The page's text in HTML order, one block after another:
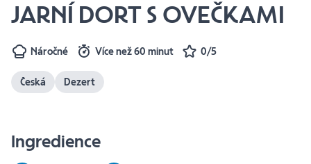
JARNÍ DORT S OVEČKAMI
Náročné Více než 60 minut 0/5
Česká Dezert
Ingredience